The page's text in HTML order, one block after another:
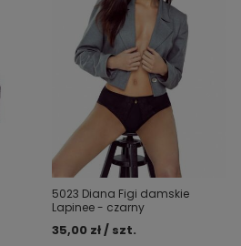
5023 Diana Figi damskie
Lapinee - czarny
35,00 zł / szt.